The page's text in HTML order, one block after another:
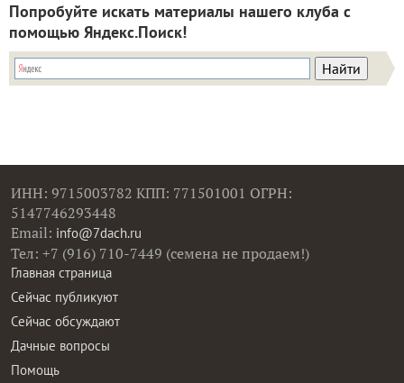
Попробуйте искать материалы нашего клуба с
помощью Яндекс.Поиск!
ИНН: 9715003782 КПП: 771501001 ОГРН:
5147746293448
Email: info@7dach.ru
Тел: +7 (916) 710-7449 (семена не продаем!)
Главная страница
Сейчас публикуют
Сейчас обсуждают
Дачные вопросы
Помощь